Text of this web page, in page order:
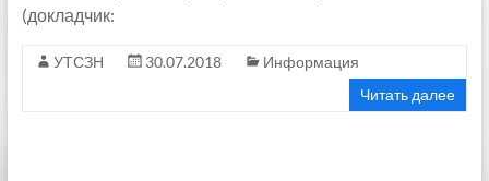
(докладчик:
УТСЗН 30.07.2018
Информация
Читать далее